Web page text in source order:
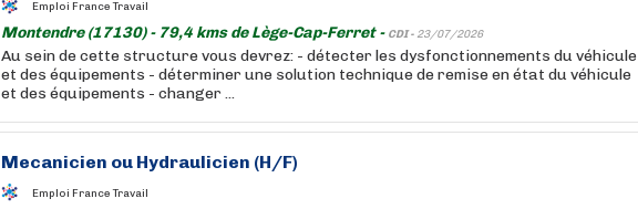
Emploi France Travail
Montendre (17130) - 79,4 kms de Lège-Cap-Ferret - CDI - 23/07/2026
Au sein de cette structure vous devrez: - détecter les dysfonctionnements du véhicule
et des équipements - déterminer une solution technique de remise en état du véhicule
et des équipements - changer ...
Mecanicien ou Hydraulicien (H/F)
Emploi France Travail